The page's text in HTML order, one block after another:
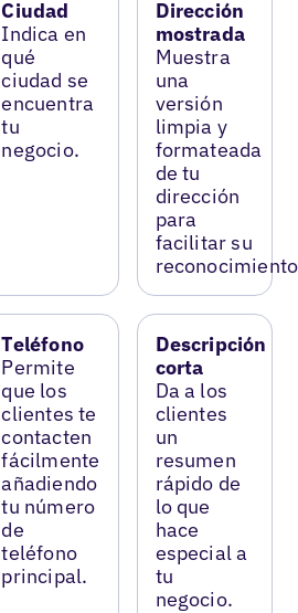
Ciudad
Indica en
qué
ciudad se
encuentra
tu
negocio.
Dirección
mostrada
Muestra
una
versión
limpia y
formateada
de tu
dirección
para
facilitar su
Teléfono
Permite
que los
clientes te
contacten
fácilmente
añadiendo
tu número
de
teléfono
principal.
Descripción
corta
Da a los
clientes
un
resumen
rápido de
lo que
hace
especial a
tu
negocio.